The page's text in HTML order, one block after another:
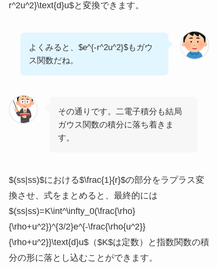
r^2u^2}\text{d}u$と変換できます。
よくみると、$e^{-r^2u^2}$もガウ
ス関数だね。
その通りです。二電子積分も結局
ガウス関数の積分に落ち着きま
す。
$(ss|ss)$における$\frac{1}{r}$の部分をラプラス変
換させ、式をまとめると、最終的には
$(ss|ss)=K\int^\infty_0(\frac{\rho}
{\rho+u^2})^{3/2}e^{-\frac{\rho{u^2}}
{\rho+u^2}}\text{d}u$（$K$は定数）と指数関数の積
分の形に落とし込むことができます。